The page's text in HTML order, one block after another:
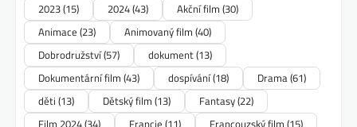
2023(15) 2024(43) Akční film (30)
Animace (23) Animovaný film (40)
Dobrodružství(57) dokument(13)
Dokumentární film (43) dospívání(18) Drama(61)
děti (13) Dětský film (13) Fantasy(22)
Film 2024(34) Francie (11) Francouzský film (15)